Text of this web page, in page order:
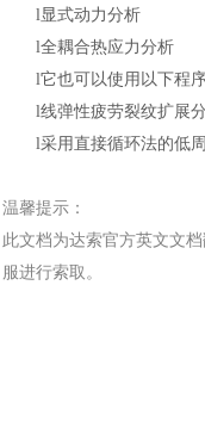
l显式动力分析
l全耦合热应力分析
l它也可以使用以下程
l线弹性疲劳裂纹扩展
l采用直接循环法的低
温馨提示：
此文档为达索官方英文文档
服进行索取。